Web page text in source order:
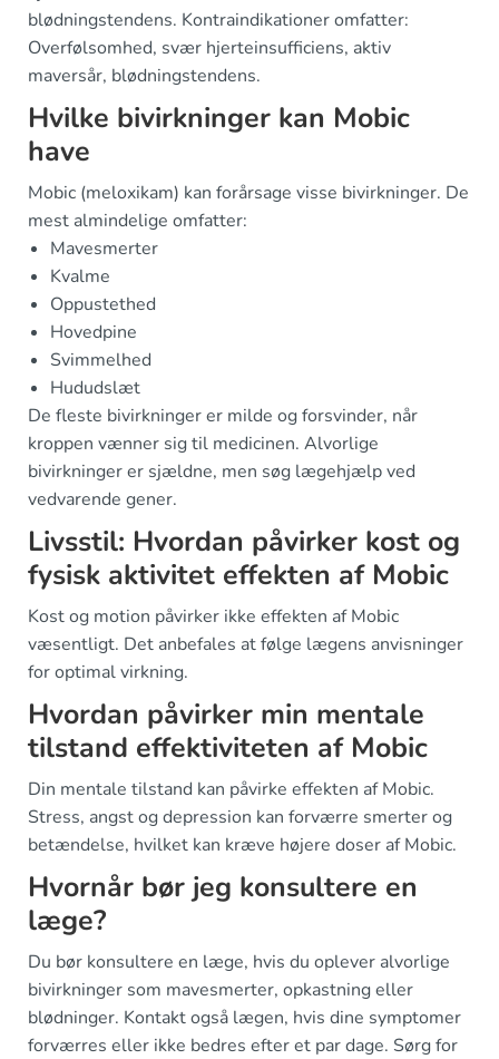
blødningstendens. Kontraindikationer omfatter:
Overfølsomhed, svær hjerteinsufficiens, aktiv
maversår, blødningstendens.
Hvilke bivirkninger kan Mobic
have
Mobic (meloxikam) kan forårsage visse bivirkninger. De
mest almindelige omfatter:
Mavesmerter
Kvalme
Oppustethed
Hovedpine
Svimmelhed
Hududslæt
De fleste bivirkninger er milde og forsvinder, når
kroppen vænner sig til medicinen. Alvorlige
bivirkninger er sjældne, men søg lægehjælp ved
vedvarende gener.
Livsstil: Hvordan påvirker kost og
fysisk aktivitet effekten af Mobic
Kost og motion påvirker ikke effekten af Mobic
væsentligt. Det anbefales at følge lægens anvisninger
for optimal virkning.
Hvordan påvirker min mentale
tilstand effektiviteten af Mobic
Din mentale tilstand kan påvirke effekten af Mobic.
Stress, angst og depression kan forværre smerter og
betændelse, hvilket kan kræve højere doser af Mobic.
Hvornår bør jeg konsultere en
læge?
Du bør konsultere en læge, hvis du oplever alvorlige
bivirkninger som mavesmerter, opkastning eller
blødninger. Kontakt også lægen, hvis dine symptomer
forværres eller ikke bedres efter et par dage. Sørg for